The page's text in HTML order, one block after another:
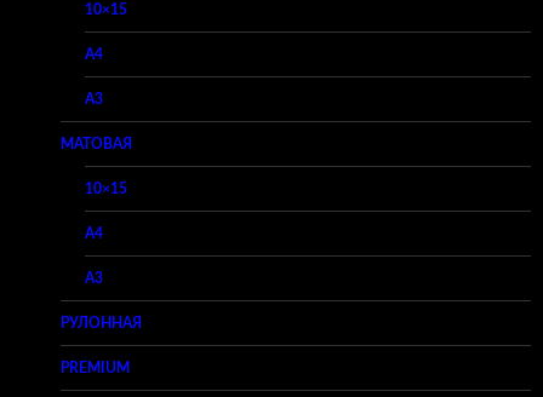
10×15
A4
A3
МАТОВАЯ
10×15
A4
A3
РУЛОННАЯ
PREMIUM